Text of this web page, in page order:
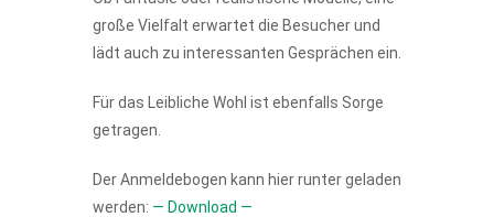
große Vielfalt erwartet die Besucher und
lädt auch zu interessanten Gesprächen ein.
Für das Leibliche Wohl ist ebenfalls Sorge
getragen.
Der Anmeldebogen kann hier runter geladen
werden: — Download —